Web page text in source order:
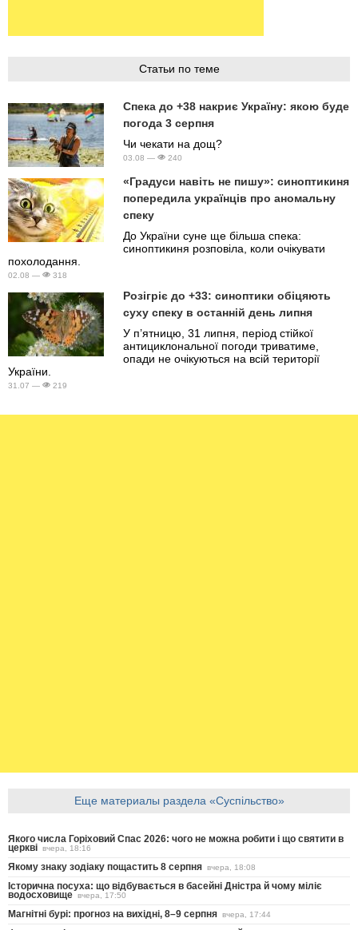
Статьи по теме
Спека до +38 накриє Україну: якою буде
погода 3 серпня
Чи чекати на дощ?
03.08 — 240
«Градуси навіть не пишу»: синоптикиня
попередила українців про аномальну
спеку
До України суне ще більша спека:
синоптикиня розповіла, коли очікувати
похолодання.
02.08 — 318
Розігріє до +33: синоптики обіцяють
суху спеку в останній день липня
У п’ятницю, 31 липня, період стійкої
антициклональної погоди триватиме,
опади не очікуються на всій території
України.
31.07 — 219
Еще материалы раздела «Суспільство»
Якого числа Горіховий Спас 2026: чого не можна робити і що святити в
церкві вчера, 18:16
Якому знаку зодіаку пощастить 8 серпня вчера, 18:08
Історична посуха: що відбувається в басейні Дністра й чому міліє
водосховище вчера, 17:50
Магнітні бурі: прогноз на вихідні, 8–9 серпня вчера, 17:44